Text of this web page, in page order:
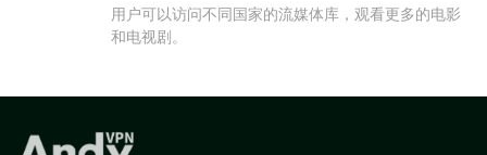
用户可以访问不同国家的流媒体库，观看更多的电影
和电视剧。